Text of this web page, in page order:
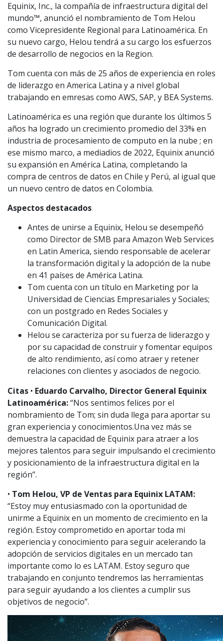
Equinix, Inc., la compañía de infraestructura digital del
mundo™, anunció el nombramiento de Tom Helou
como Vicepresidente Regional para Latinoamérica. En
su nuevo cargo, Helou tendrá a su cargo los esfuerzos
de desarrollo de negocios en la Region.
Tom cuenta con más de 25 años de experiencia en roles
de liderazgo en America Latina y a nivel global
trabajando en emresas como AWS, SAP, y BEA Systems.
Latinoamérica es una región que durante los últimos 5
años ha logrado un crecimiento promedio del 33% en
industria de procesamiento de computo en la nube ; en
ese mismo marco, a mediadios de 2022, Equinix anunció
su expansión en América Latina, completando la
compra de centros de datos en Chile y Perú, al igual que
un nuevo centro de datos en Colombia.
Aspectos destacados
Antes de unirse a Equinix, Helou se desempeñó
como Director de SMB para Amazon Web Services
en Latin America, siendo responsable de acelerar
la transformación digital y la adopción de la nube
en 41 países de América Latina.
Tom cuenta con un título en Marketing por la
Universidad de Ciencias Empresariales y Sociales;
con un postgrado en Redes Sociales y
Comunicación Digital.
Helou se caracteriza por su fuerza de liderazgo y
por su capacidad de construir y fomentar equipos
de alto rendimiento, así como atraer y retener
relaciones con clientes y asociados de negocio.
Citas • Eduardo Carvalho, Director General Equinix
Latinoamérica:“Nos sentimos felices por el
nombramiento de Tom; sin duda llega para aportar su
gran experiencia y conocimientos.Una vez más se
demuestra la capacidad de Equinix para atraer a los
mejores talentos para seguir impulsando el crecimiento
y posicionamiento de la infraestructura digital en la
región”.
• Tom Helou, VP de Ventas para Equinix LATAM:
“Estoy muy entusiasmado con la oportunidad de
unirme a Equinix en un momento de crecimiento en la
región. Estoy comprometido en aportar toda mi
experiencia y conocimiento para seguir acelerando la
adopción de servicios digitales en un mercado tan
importante como lo es LATAM. Estoy seguro que
trabajando en conjunto tendremos las herramientas
para seguir ayudando a los clientes a cumplir sus
objetivos de negocio”.